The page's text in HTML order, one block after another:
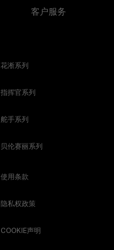
客户服务
花淅系列
指挥官系列
舵手系列
贝伦赛丽系列
使用条款
隐私权政策
COOKIE声明